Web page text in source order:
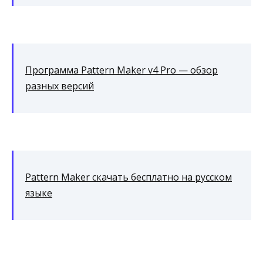
Программа Pattern Maker v4 Pro — обзор
разных версий
Pattern Maker скачать бесплатно на русском
языке